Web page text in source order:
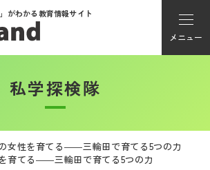
がわかる教育情報サイト
メニュー
アカウント登録
私学探検隊
女性を育てる――三輪田で育てる5つの力
育てる――三輪田で育てる5つの力